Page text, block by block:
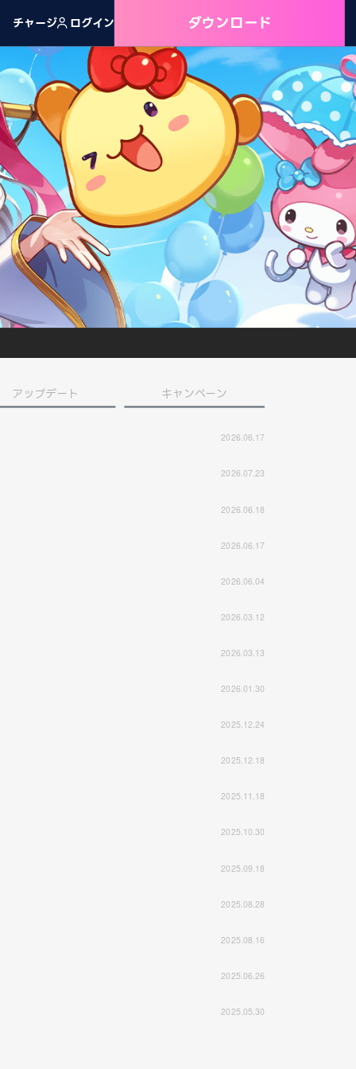
チャージ ログイン ダウンロード
アップデート キャンペーン
2026.06.17
2026.07.23
2026.06.18
2026.06.17
2026.06.04
2026.03.12
2026.03.13
2026.01.30
2025.12.24
2025.12.18
2025.11.18
2025.10.30
2025.09.18
2025.08.28
2025.08.16
2025.06.26
2025.05.30